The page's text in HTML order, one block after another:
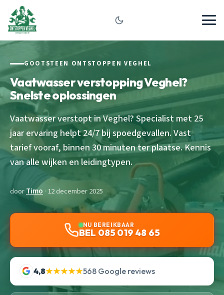
GOOTSTEEN ONTSTOPPEN VEGHEL
Vaatwasser verstopping Veghel?
Snelste oplossingen
Vaatwasser verstopt in Veghel? Specialist met 25
jaar ervaring helpt 24/7 bij spoedgevallen. Vast
tarief vooraf, binnen 30 minuten ter plaatse. Kennis
van alle wijken en leidingtypen.
doorTimo · 12 december 2025
NU BEREIKBAAR
BEL 085 019 48 65
4,8★★★★★568 Google reviews